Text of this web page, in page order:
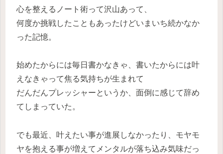
心を整えるノート術って沢山あって、
何度か挑戦したこともあったけどいまいち続かなか
った記憶。
始めたからには毎日書かなきゃ、書いたからには叶
えなきゃって焦る気持ちが生まれて
だんだんプレッシャーというか、面倒に感じて辞め
てしまっていた。
でも最近、叶えたい事が進展しなかったり、モヤモ
ヤを抱える事が増えてメンタルが落ち込み気味だっ